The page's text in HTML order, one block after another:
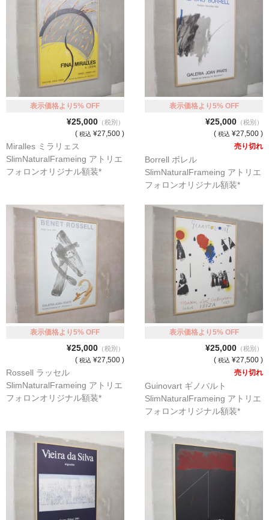
表示価格より5% OFF
¥25,000（税別）
( 税込 ¥27,500 )
Miralles ミラリェス
SlimNaturalFrameing アトリエ
フォロンオリジナル額装*
表示価格より5% OFF
¥25,000（税別）
( 税込 ¥27,500 )
売り切れ
Borrell ボレル
SlimNaturalFrameing アトリエ
フォロンオリジナル額装*
表示価格より5% OFF
¥25,000（税別）
( 税込 ¥27,500 )
Rossell ラッセル
SlimNaturalFrameing アトリエ
フォロンオリジナル額装*
表示価格より5% OFF
¥25,000（税別）
( 税込 ¥27,500 )
売り切れ
Guinovart ギノバルト
SlimNaturalFrameing アトリエ
フォロンオリジナル額装*